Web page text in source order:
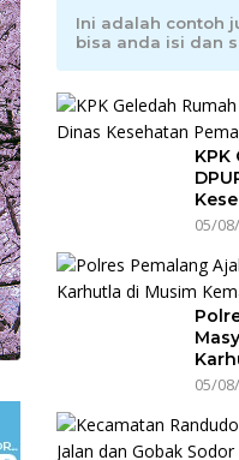
Ini adalah contoh
bisa anda isi dan
KPK
05/
05/